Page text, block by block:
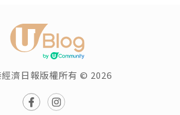
濟日報版權所有 © 2026